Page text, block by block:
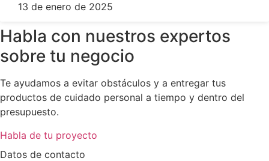
13 de enero de 2025
Habla con nuestros expertos
sobre tu negocio
Te ayudamos a evitar obstáculos y a entregar tus
productos de cuidado personal a tiempo y dentro del
presupuesto.
Habla de tu proyecto
Datos de contacto